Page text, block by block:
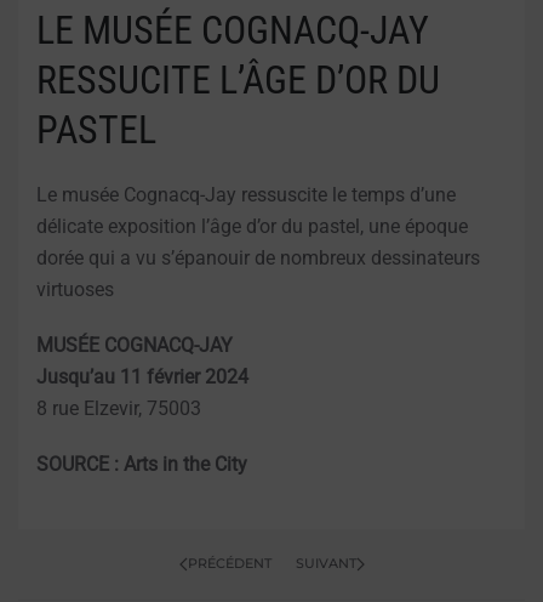
LE MUSÉE COGNACQ-JAY
RESSUCITE L’ÂGE D’OR DU
PASTEL
Le musée Cognacq-Jay ressuscite le temps d’une
délicate exposition l’âge d’or du pastel, une époque
dorée qui a vu s’épanouir de nombreux dessinateurs
virtuoses
MUSÉE COGNACQ-JAY
Jusqu’au 11 février 2024
8 rue Elzevir, 75003
SOURCE : Arts in the City
PRÉCÉDENT SUIVANT